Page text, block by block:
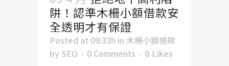
阱！認準木柵小額借款安
全透明才有保證
Posted at 09:33h in 木柵小額借款
by SEO 0 Comments 0 Likes